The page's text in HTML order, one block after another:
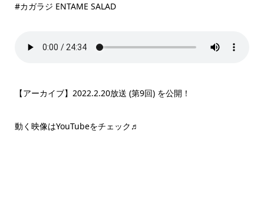
#カガラジ ENTAME SALAD
【アーカイブ】2022.2.20放送 (第9回) を公開！
動く映像はYouTubeをチェック♬